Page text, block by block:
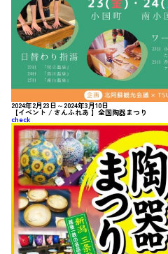
2024年2月23日～2024年3月10日
【イベント / さんふれあ 】全国陶器まつり
check